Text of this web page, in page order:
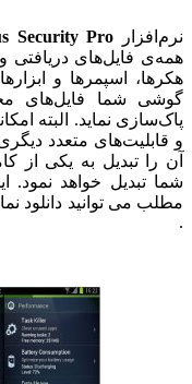
Security Pro
فایل‌های دریافتی و
اسپمرها و
شما فایل‌های
نماید. البته
قابلیت‌های متعدد دیگری
را تبدیل به یکی از
تبدیل خواهد نمود.